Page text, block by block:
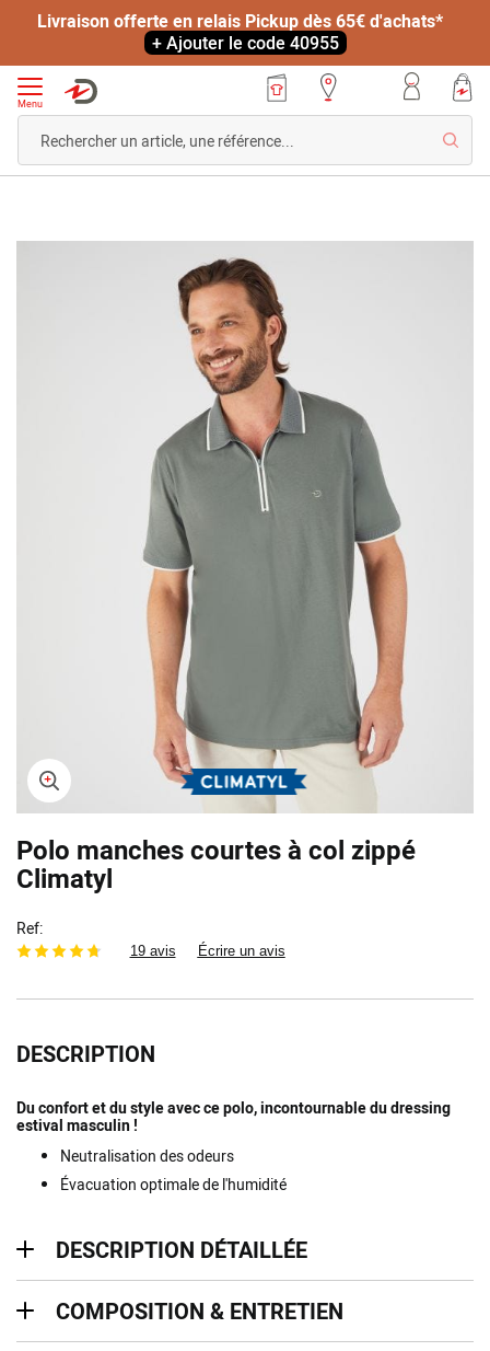
Livraison offerte en relais Pickup dès 65€ d'achats*
+ Ajouter le code 40955
Menu
to
the
beginning
the
images
Polo manches courtes à col zippé
Climatyl
Ref
19 avis Écrire un avis
DESCRIPTION
Du confort et du style avec ce polo, incontournable du dressing
estival masculin !
Neutralisation des odeurs
Évacuation optimale de l'humidité
DESCRIPTION DÉTAILLÉE
COMPOSITION & ENTRETIEN